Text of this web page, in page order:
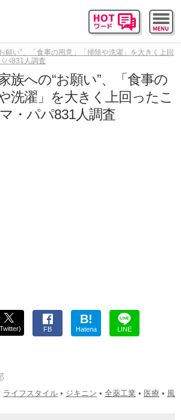
願い”、「食事の用意」「掃除や洗濯」を大きく上回
パ831人調査
族への“お願い”、「食事の
洗濯」を大きく上回ったこ
・パパ831人調査
FB
B!
Hatena LINE
ライフスタイル • ジキニン • 全薬工業 • 医療 • 風